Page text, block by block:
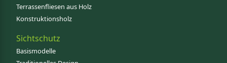
Terrassenfliesen aus Holz
Konstruktionsholz
Sichtschutz
Basismodelle